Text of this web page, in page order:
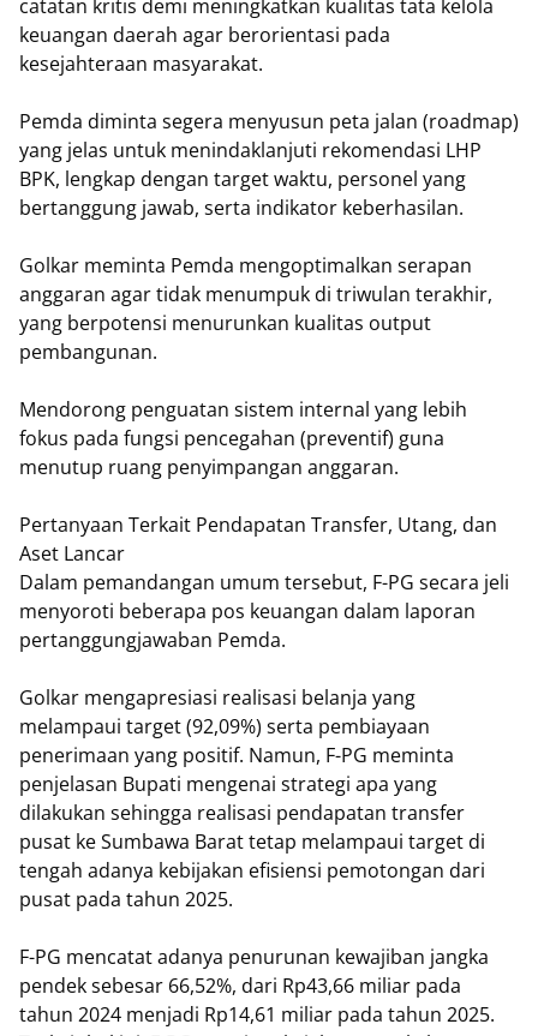
catatan kritis demi meningkatkan kualitas tata kelola
keuangan daerah agar berorientasi pada
kesejahteraan masyarakat.
Pemda diminta segera menyusun peta jalan (roadmap)
yang jelas untuk menindaklanjuti rekomendasi LHP
BPK, lengkap dengan target waktu, personel yang
bertanggung jawab, serta indikator keberhasilan.
Golkar meminta Pemda mengoptimalkan serapan
anggaran agar tidak menumpuk di triwulan terakhir,
yang berpotensi menurunkan kualitas output
pembangunan.
Mendorong penguatan sistem internal yang lebih
fokus pada fungsi pencegahan (preventif) guna
menutup ruang penyimpangan anggaran.
​Pertanyaan Terkait Pendapatan Transfer, Utang, dan
Aset Lancar
​Dalam pemandangan umum tersebut, F-PG secara jeli
menyoroti beberapa pos keuangan dalam laporan
pertanggungjawaban Pemda.
Golkar mengapresiasi realisasi belanja yang
melampaui target (92,09%) serta pembiayaan
penerimaan yang positif. Namun, F-PG meminta
penjelasan Bupati mengenai strategi apa yang
dilakukan sehingga realisasi pendapatan transfer
pusat ke Sumbawa Barat tetap melampaui target di
tengah adanya kebijakan efisiensi pemotongan dari
pusat pada tahun 2025.
F-PG mencatat adanya penurunan kewajiban jangka
pendek sebesar 66,52%, dari Rp43,66 miliar pada
tahun 2024 menjadi Rp14,61 miliar pada tahun 2025.